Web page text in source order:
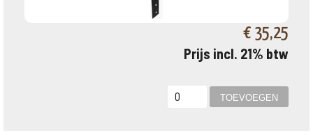
€ 35,25
Prijs incl. 21% btw